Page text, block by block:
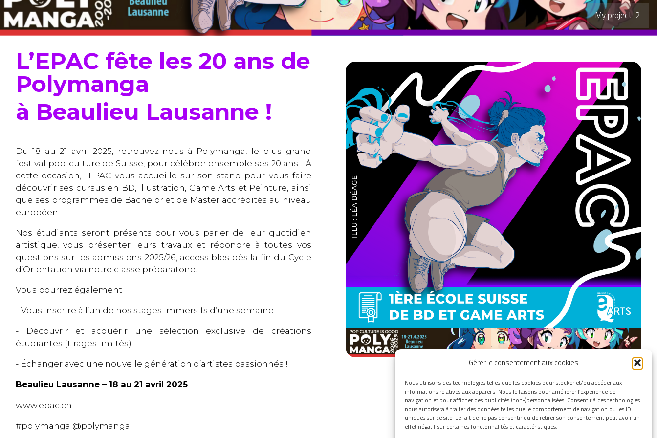
Gérer le consentement aux cookies
Nous utilisons des technologies telles que les cookies pour stocker et/ou accéder aux
informations relatives aux appareils. Nous le faisons pour améliorer l’expérience de
navigation et pour afficher des publicités (non-)personnalisées. Consentir à ces technologies
nous autorisera à traiter des données telles que le comportement de navigation ou les ID
uniques sur ce site. Le fait de ne pas consentir ou de retirer son consentement peut avoir un
effet négatif sur certaines fonctonnalités et caractéristiques.
My project-2
L’EPAC fête les 20 ans de
Polymanga
à Beaulieu Lausanne !
Du 18 au 21 avril 2025, retrouvez-nous à Polymanga, le plus grand
festival pop-culture de Suisse, pour célébrer ensemble ses 20 ans ! À
cette occasion, l’EPAC vous accueille sur son stand pour vous faire
découvrir ses cursus en BD, Illustration, Game Arts et Peinture, ainsi
que ses programmes de Bachelor et de Master accrédités au niveau
européen.
Nos étudiants seront présents pour vous parler de leur quotidien
artistique, vous présenter leurs travaux et répondre à toutes vos
questions sur les admissions 2025/26, accessibles dès la fin du Cycle
d’Orientation via notre classe préparatoire.
Vous pourrez également :
- Vous inscrire à l’un de nos stages immersifs d’une semaine
- Découvrir et acquérir une sélection exclusive de créations
étudiantes (tirages limités)
- Échanger avec une nouvelle génération d’artistes passionnés !
Beaulieu Lausanne – 18 au 21 avril 2025
www.epac.ch
#polymanga @polymanga